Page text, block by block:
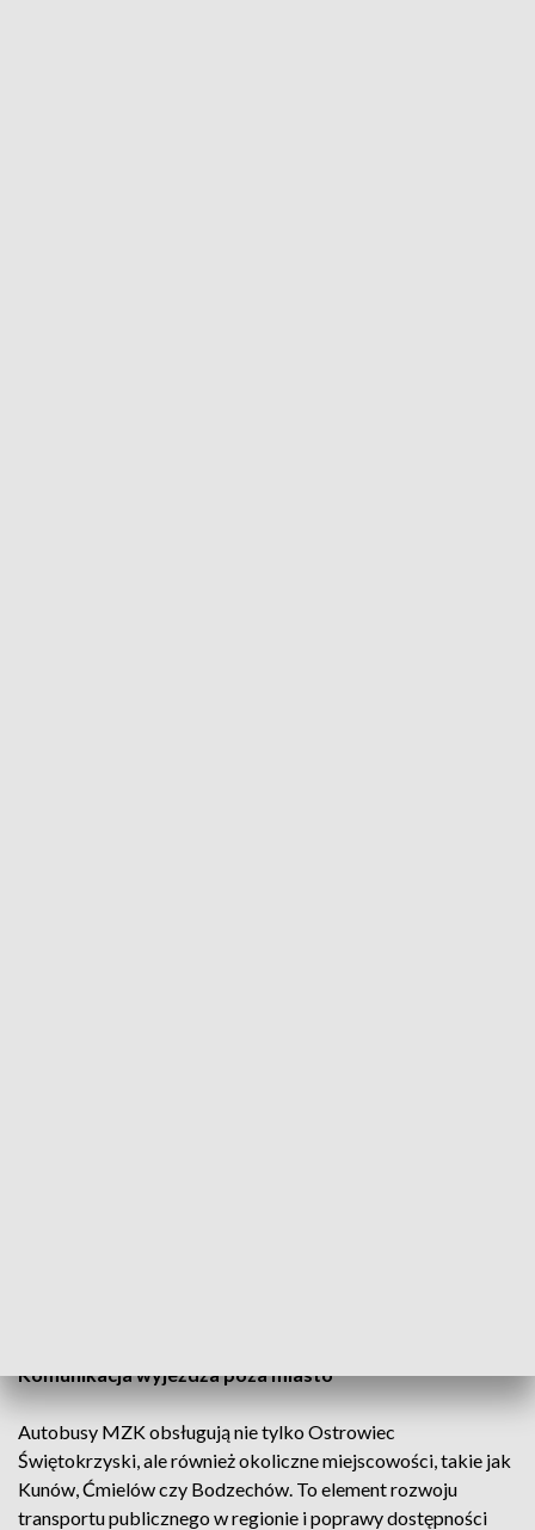
Komunikacja wyjeżdża poza miasto
Autobusy MZK obsługują nie tylko Ostrowiec
Świętokrzyski, ale również okoliczne miejscowości, takie jak
Kunów, Ćmielów czy Bodzechów. To element rozwoju
transportu publicznego w regionie i poprawy dostępności